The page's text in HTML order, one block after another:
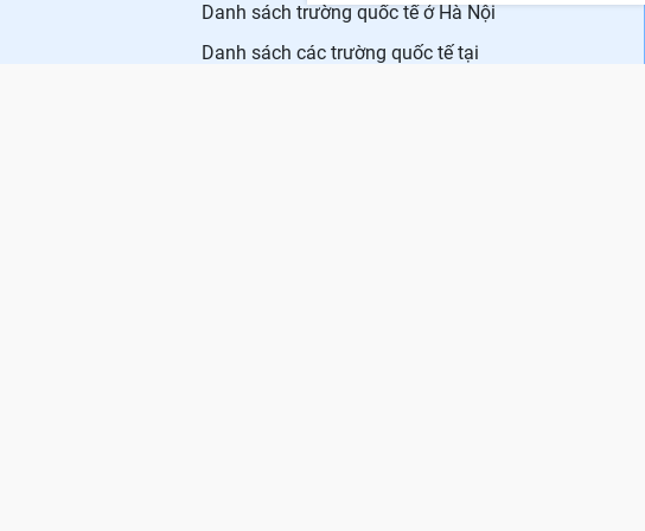
Danh sách trường quốc tế ở Hà Nội
Danh sách các trường quốc tế tại